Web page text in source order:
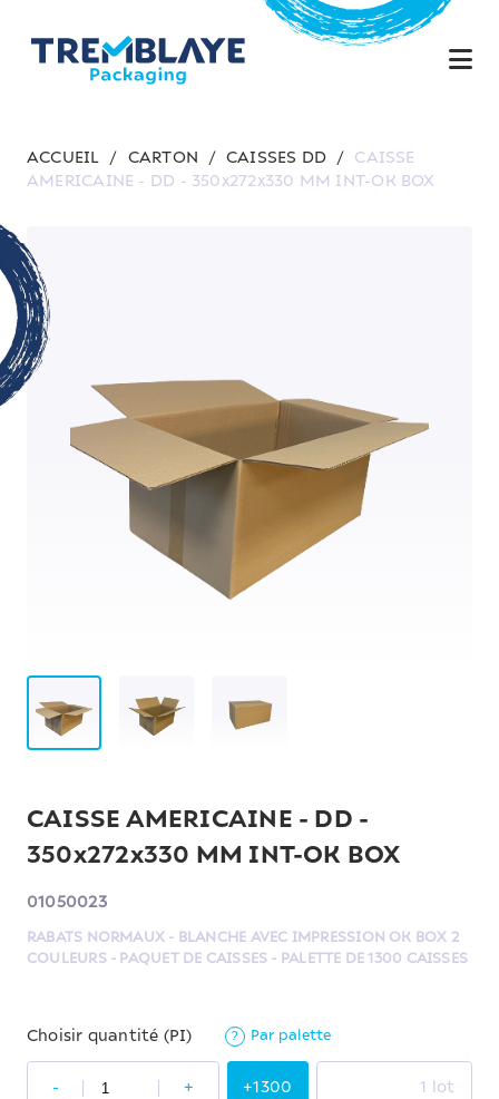
ACCUEIL / CARTON / CAISSES DD /
CAISSE
AMERICAINE - DD - 350x272x330 MM INT-OK BOX
CAISSE AMERICAINE - DD -
350x272x330 MM INT-OK BOX
01050023
RABATS NORMAUX - BLANCHE AVEC IMPRESSION OK BOX 2
COULEURS - PAQUET DE CAISSES - PALETTE DE 1300 CAISSES
Choisir quantité (PI) ? Par palette
- + +1300 1 lot